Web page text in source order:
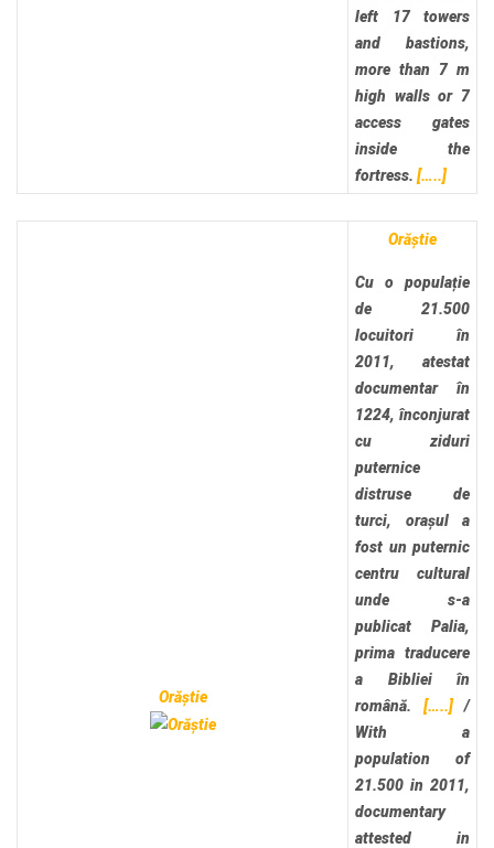
left 17 towers
and bastions,
more than 7 m
high walls or 7
access gates
inside the
fortress. […..]
Orăștie
Orăștie
Cu o populație
de 21.500
locuitori în
2011, atestat
documentar în
1224, înconjurat
cu ziduri
puternice
distruse de
turci, orașul a
fost un puternic
centru cultural
unde s-a
publicat Palia,
prima traducere
a Bibliei în
română. […..]/
With a
population of
21.500 in 2011,
documentary
attested in